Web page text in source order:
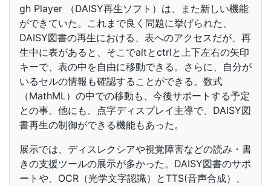
gh Player （DAISY再生ソフト）は、また新しい機能
ができていた。これまで良く問題に挙げられた、
DAISY図書の再生における、表へのアクセスだが、再
生中に表があると、そこでaltとctrlと上下左右の矢印
キーで、表の中を自由に移動できる。さらに、自分が
いるセルの情報も確認することができる。数式
（MathML）の中での移動も、今後サポートする予定
との事。他にも、点字ディスプレイ主導で、DAISY図
書再生の制御ができる機能もあった。
展示では、ディスレクシアや視覚障害などの読み・書
きの支援ツールの展示が多かった。DAISY図書のサポ
ートや、OCR（光学文字認識）とTTS(音声合成）、